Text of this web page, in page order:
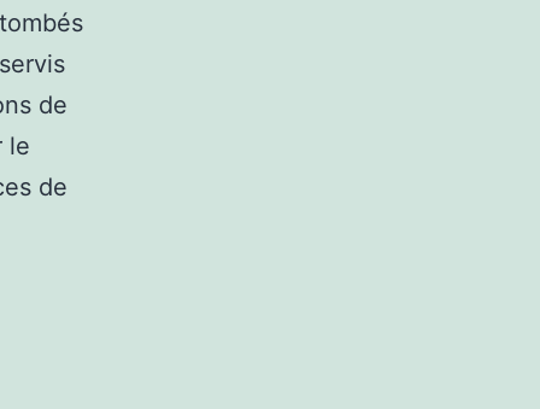
de
le
de